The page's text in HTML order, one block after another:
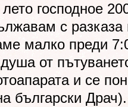
господное
с разказа
малко преди
от
и се
български